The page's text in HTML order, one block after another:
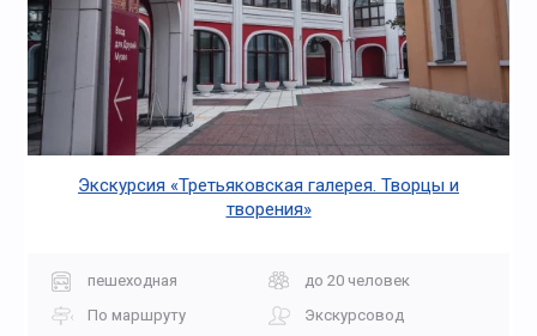
Экскурсия «Третьяковская галерея. Творцы и
творения»
пешеходная
до 20 человек
По маршруту
Экскурсовод